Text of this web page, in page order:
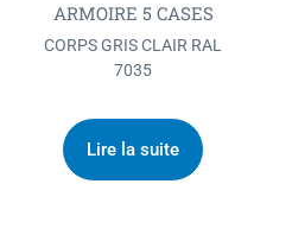
ARMOIRE 5 CASES
CORPS GRIS CLAIR RAL
7035
Lire la suite